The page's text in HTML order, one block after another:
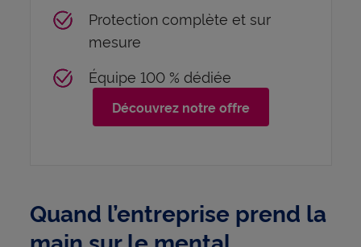
Protection complète et sur
mesure
Équipe 100 % dédiée
Découvrez notre offre
Quand l’entreprise prend la